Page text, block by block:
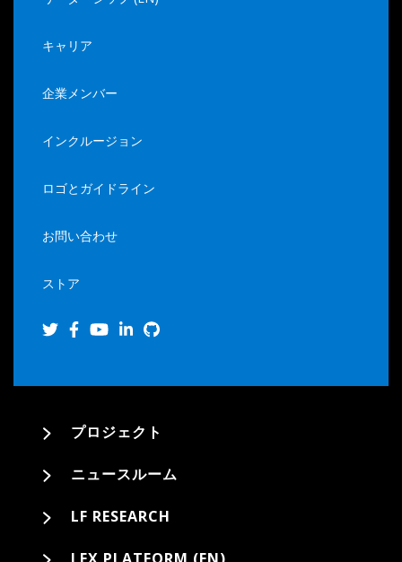
キャリア
企業メンバー
インクルージョン
ロゴとガイドライン
お問い合わせ
ストア
プロジェクト
ニュースルーム
LF RESEARCH